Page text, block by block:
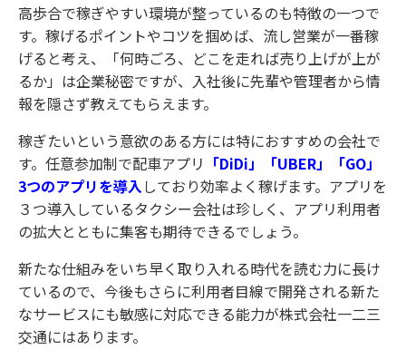
高歩合で稼ぎやすい環境が整っているのも特徴の一つで
す。稼げるポイントやコツを掴めば、流し営業が一番稼
げると考え、「何時ごろ、どこを走れば売り上げが上が
るか」は企業秘密ですが、入社後に先輩や管理者から情
報を隠さず教えてもらえます。
稼ぎたいという意欲のある方には特におすすめの会社で
す。任意参加制で配車アプリ 「DiDi」「UBER」「GO」
3つのアプリを導入しており効率よく稼げます。アプリを
３つ導入しているタクシー会社は珍しく、アプリ利用者
の拡大とともに集客も期待できるでしょう。
新たな仕組みをいち早く取り入れる時代を読む力に長け
ているので、今後もさらに利用者目線で開発される新た
なサービスにも敏感に対応できる能力が株式会社一二三
交通にはあります。